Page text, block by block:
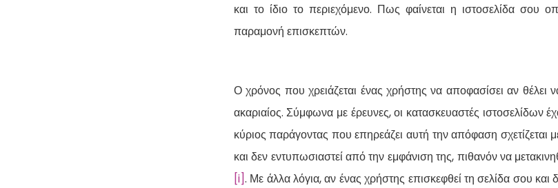
και το ίδιο το περιεχόμενο. Πως φαίνεται η ιστοσελίδα σου
παραμονή επισκεπτών.
Ο χρόνος που χρειάζεται ένας χρήστης να αποφασίσει αν θέλει
ακαριαίος. Σύμφωνα με έρευνες, οι κατασκευαστές
κύριος παράγοντας που επηρεάζει αυτή την απόφαση σχετίζεται
και δεν εντυπωσιαστεί από την εμφάνιση της, πιθανόν να
[i]. Με άλλα λόγια, αν ένας χρήστης επισκεφθεί τη σελίδα σου